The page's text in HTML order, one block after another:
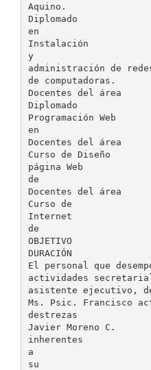
Aquino.
Diplomado
en
Instalación
y
administración de
de computadoras.
Docentes del área
Diplomado
Programación Web
en
Docentes del área
Curso de Diseño
página Web
de
Docentes del área
Curso de
Internet
de
OBJETIVO
DURACIÓN
El personal que
actividades
asistente ejecutivo,
Ms. Psic. Francisco
destrezas
Javier Moreno C.
inherentes
a
su